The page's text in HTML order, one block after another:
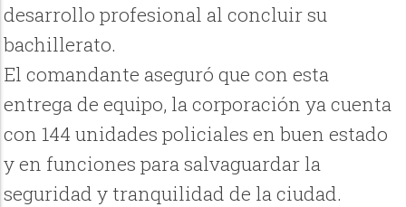
desarrollo profesional al concluir su
bachillerato.
El comandante aseguró que con esta
entrega de equipo, la corporación ya cuenta
con 144 unidades policiales en buen estado
y en funciones para salvaguardar la
seguridad y tranquilidad de la ciudad.